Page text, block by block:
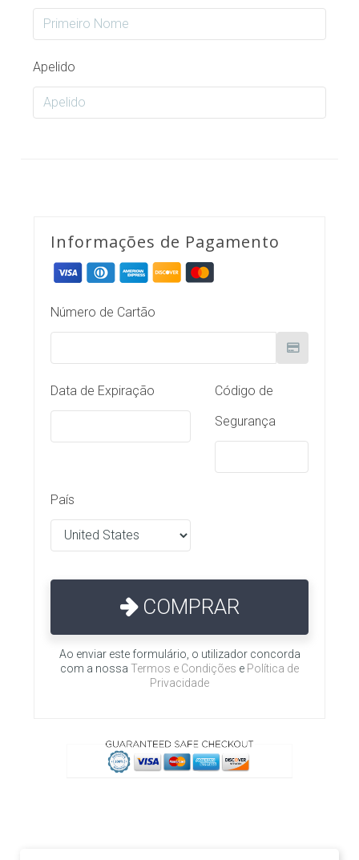
Apelido
Informações de Pagamento
Número de Cartão
Data de Expiração
Código de
Segurança
País
COMPRAR
Ao enviar este formulário, o utilizador concorda
com a nossa Termos e Condições e Política de
Privacidade